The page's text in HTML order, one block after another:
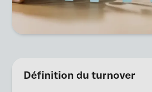
Définition du turnover